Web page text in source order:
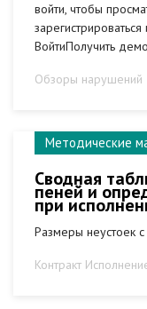
войти, чтобы
ВойтиПолучить
Обзоры нарушений
Методические
Сводная
пеней и
при
Размеры неустоек
Контракт